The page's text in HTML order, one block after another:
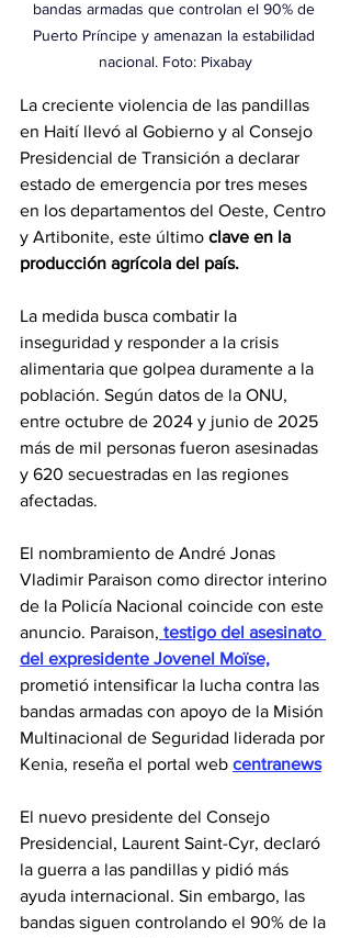
bandas armadas que controlan el 90% de
Puerto Príncipe y amenazan la estabilidad
nacional. Foto: Pixabay
La creciente violencia de las pandillas
en Haití llevó al Gobierno y al Consejo
Presidencial de Transición a declarar
estado de emergencia por tres meses
en los departamentos del Oeste, Centro
y Artibonite, este último clave en la
producción agrícola del país.
La medida busca combatir la
inseguridad y responder a la crisis
alimentaria que golpea duramente a la
población. Según datos de la ONU,
entre octubre de 2024 y junio de 2025
más de mil personas fueron asesinadas
y 620 secuestradas en las regiones
afectadas.
El nombramiento de André Jonas
Vladimir Paraison como director interino
de la Policía Nacional coincide con este
anuncio. Paraison, testigo del asesinato
del expresidente Jovenel Moïse,
prometió intensificar la lucha contra las
bandas armadas con apoyo de la Misión
Multinacional de Seguridad liderada por
Kenia, reseña el portal web centranews
El nuevo presidente del Consejo
Presidencial, Laurent Saint-Cyr, declaró
la guerra a las pandillas y pidió más
ayuda internacional. Sin embargo, las
bandas siguen controlando el 90% de la